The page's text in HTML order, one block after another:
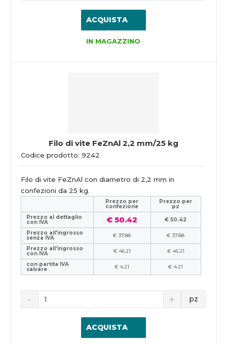
ACQUISTA
IN MAGAZZINO
Filo di vite FeZnAl 2,2 mm/25 kg
Codice prodotto: 9242
Filo di vite FeZnAl con diametro di 2,2 mm in
confezioni da 25 kg.
Prezzo per
confezione
Prezzo per
pz
Prezzo al dettaglio
con IVA € 50.42
€ 50.42
Prezzo all'ingrosso
senza IVA € 37.88
€ 37.88
Prezzo all'ingrosso
con IVA € 46.21
€ 46.21
con partita IVA
salvare € 4.21 € 4.21
pz
ACQUISTA